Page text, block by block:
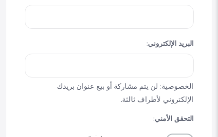
البريد الإلكتروني:
الخصوصية: لن يتم مشاركة أو بيع عنوان بريدك
الإلكتروني لأطراف ثالثة.
التحقق الأمني: